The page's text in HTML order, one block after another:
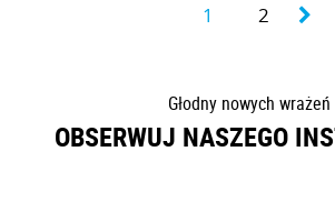
1 2
Głodny nowych wrażeń
OBSERWUJ NASZEGO